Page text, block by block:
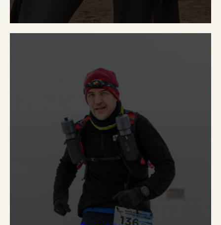
Журнал
Вакансии
Стать партнером
Доставка и оплата
sales@zerobrew.ru
Политика обработки персональных данных
ВКОНТАКТЕ
СОЦСЕТИ
TELEGRAM
INSTAGRAM